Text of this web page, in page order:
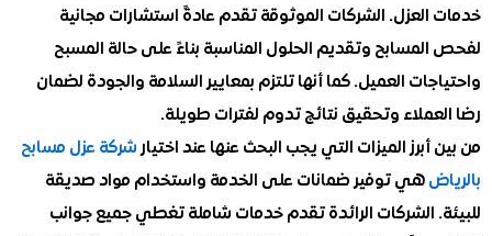
الشركات الموثوقة تقدم عادةً استشارات مجانية
وتقديم الحلول المناسبة بناءً على حالة المسبح
العميل. كما أنها تلتزم بمعايير السلامة والجودة لضمان
وتحقيق نتائج تدوم لفترات طويلة.
الميزات التي يجب البحث عنها عند اختيارشركة عزل مسابح
هي توفير ضمانات على الخدمة واستخدام مواد صديقة
الشركات الرائدة تقدم خدمات شاملة تغطي جميع جوانب